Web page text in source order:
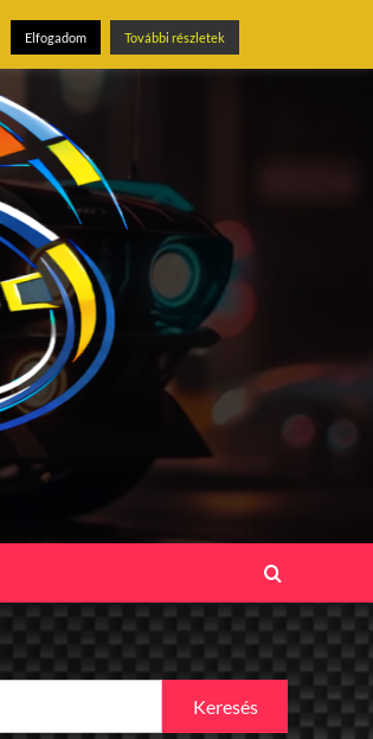
Elfogadom További részletek